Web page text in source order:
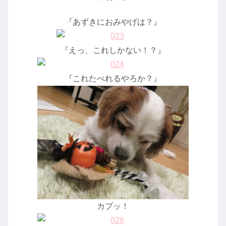
『あずきにおみやげは？』
『えっ、これしかない！？』
『これたべれるやろか？』
カプッ！